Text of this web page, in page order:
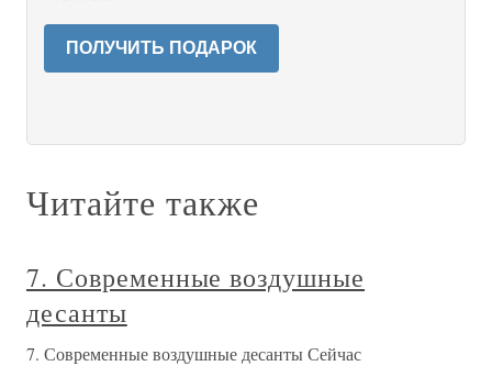
ПОЛУЧИТЬ ПОДАРОК
Читайте также
7. Современные воздушные
десанты
7. Современные воздушные десанты Сейчас